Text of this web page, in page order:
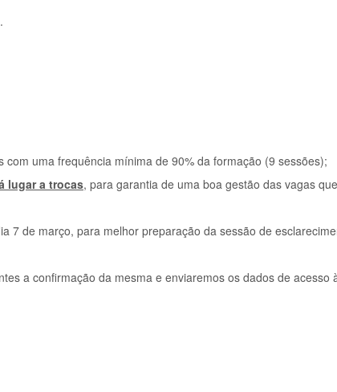
com uma frequência mínima de 90% da formação (9 sessões);
lugar a trocas, para garantia de uma boa gestão das vagas
7 de março, para melhor preparação da sessão de
a confirmação da mesma e enviaremos os dados de acesso